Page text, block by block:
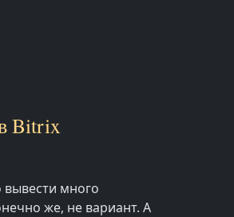
Bitrix
много
же, не вариант. А